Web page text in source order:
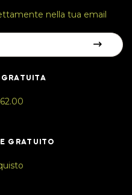
nella tua email
GRATUITO